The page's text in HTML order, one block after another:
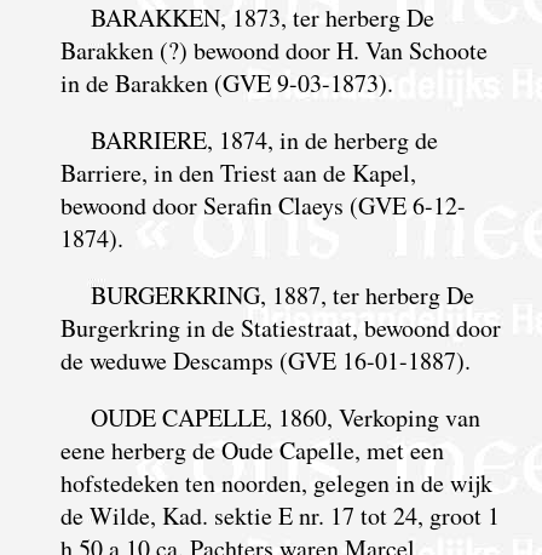
BARAKKEN, 1873, ter herberg De
Barakken (?) bewoond door H. Van Schoote
in de Barakken (GVE 9-03-1873).
BARRIERE, 1874, in de herberg de
Barriere, in den Triest aan de Kapel,
bewoond door Serafin Claeys (GVE 6-12-
1874).
BURGERKRING, 1887, ter herberg De
Burgerkring in de Statiestraat, bewoond door
de weduwe Descamps (GVE 16-01-1887).
OUDE CAPELLE, 1860, Verkoping van
eene herberg de Oude Capelle, met een
hofstedeken ten noorden, gelegen in de wijk
de Wilde, Kad. sektie E nr. 17 tot 24, groot 1